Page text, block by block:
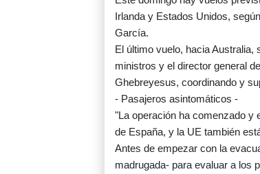
Irlanda y Estados Unidos,
García.
El último vuelo, hacia Australia,
ministros y el director general
Ghebreyesus, coordinando y
- Pasajeros asintomáticos -
"La operación ha comenzado y
de España, y la UE también
Antes de empezar con la
madrugada- para evaluar a los